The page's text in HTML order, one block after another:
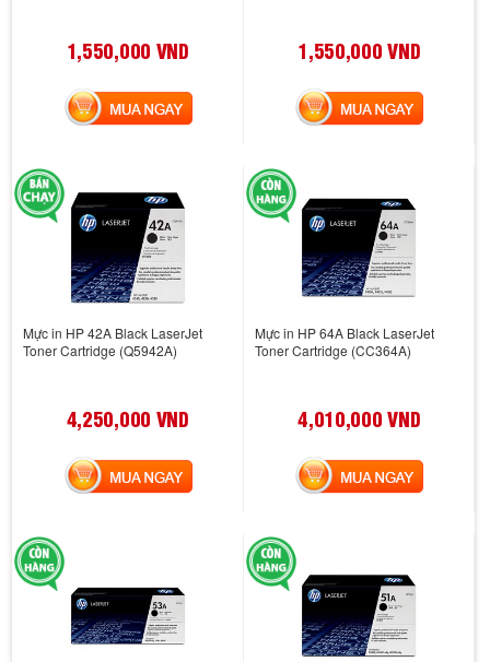
1,550,000 VND
MUA NGAY
1,550,000 VND
MUA NGAY
Mực in HP 42A Black LaserJet
Toner Cartridge (Q5942A)
4,250,000 VND
MUA NGAY
Mực in HP 64A Black LaserJet
Toner Cartridge (CC364A)
4,010,000 VND
MUA NGAY